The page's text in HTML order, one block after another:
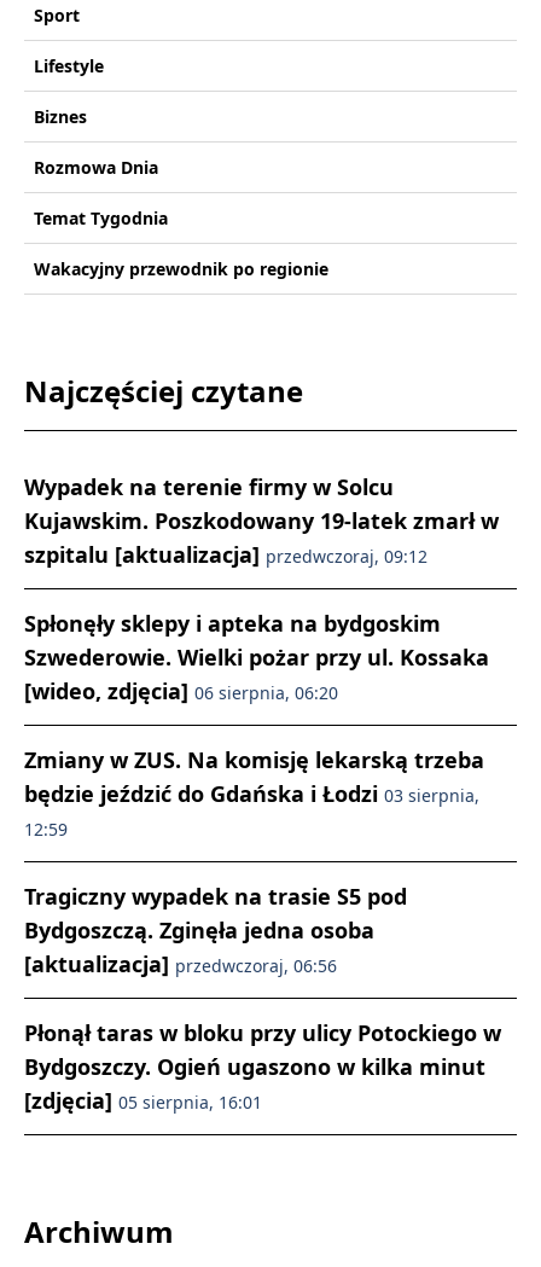
Sport
Lifestyle
Biznes
Rozmowa Dnia
Temat Tygodnia
Wakacyjny przewodnik po regionie
Najczęściej czytane
Wypadek na terenie firmy w Solcu
Kujawskim. Poszkodowany 19-latek zmarł w
szpitalu [aktualizacja] przedwczoraj, 09:12
Spłonęły sklepy i apteka na bydgoskim
Szwederowie. Wielki pożar przy ul. Kossaka
[wideo, zdjęcia] 06 sierpnia, 06:20
Zmiany w ZUS. Na komisję lekarską trzeba
będzie jeździć do Gdańska i Łodzi 03 sierpnia,
12:59
Tragiczny wypadek na trasie S5 pod
Bydgoszczą. Zginęła jedna osoba
[aktualizacja] przedwczoraj, 06:56
Płonął taras w bloku przy ulicy Potockiego w
Bydgoszczy. Ogień ugaszono w kilka minut
[zdjęcia] 05 sierpnia, 16:01
Archiwum